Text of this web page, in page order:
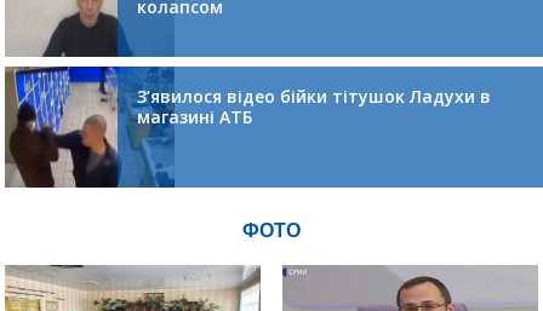
колапсом
З’явилося відео бійки тітушок Ладухи в
магазині АТБ
ФОТО